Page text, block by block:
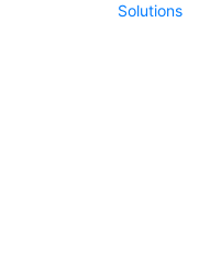
Solutions